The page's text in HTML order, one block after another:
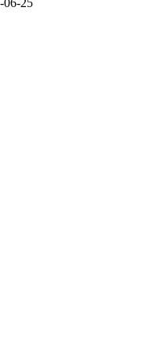
06-25